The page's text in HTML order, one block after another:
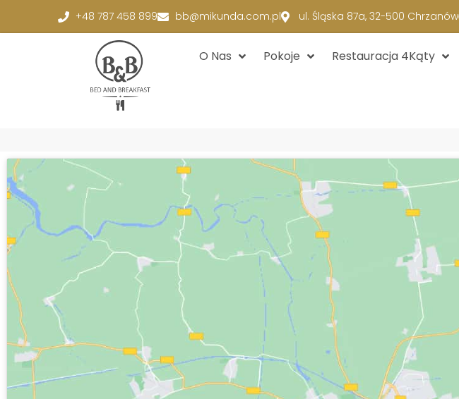
+48 787 458 899 bb@mikunda.com.pl ul. Śląska 87a, 32-500 Chrzanów
O Nas Pokoje Restauracja 4Kąty